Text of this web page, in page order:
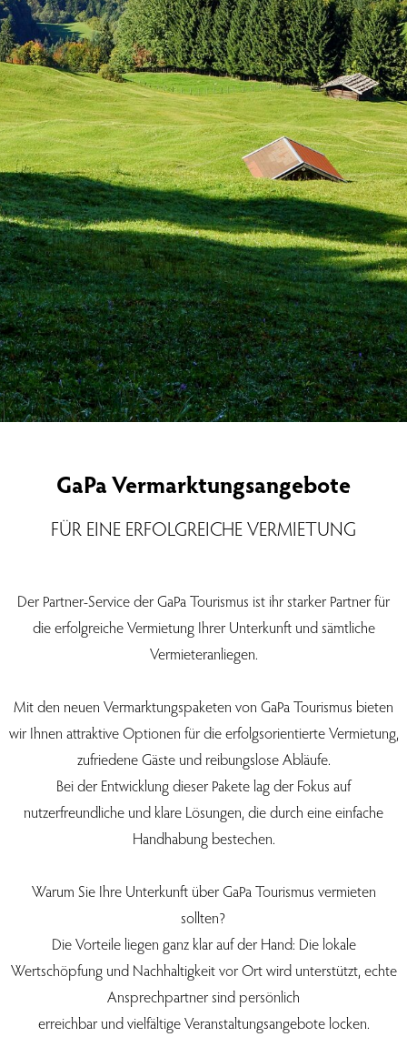
GaPa Vermarktungsangebote
FÜR EINE ERFOLGREICHE VERMIETUNG
Der Partner-Service der GaPa Tourismus ist ihr starker Partner für
die erfolgreiche Vermietung Ihrer Unterkunft und sämtliche
Vermieteranliegen.
Mit den neuen Vermarktungspaketen von GaPa Tourismus bieten
wir Ihnen attraktive Optionen für die erfolgsorientierte Vermietung,
zufriedene Gäste und reibungslose Abläufe.
Bei der Entwicklung dieser Pakete lag der Fokus auf
nutzerfreundliche und klare Lösungen, die durch eine einfache
Handhabung bestechen.
Warum Sie Ihre Unterkunft über GaPa Tourismus vermieten
sollten?
Die Vorteile liegen ganz klar auf der Hand: Die lokale
Wertschöpfung und Nachhaltigkeit vor Ort wird unterstützt, echte
Ansprechpartner sind persönlich
erreichbar und vielfältige Veranstaltungsangebote locken.